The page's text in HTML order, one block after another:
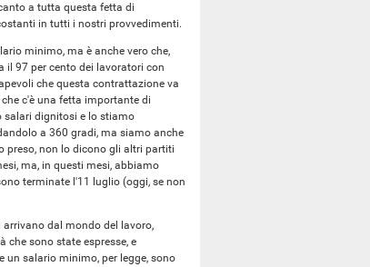
a tutta questa fetta di
in tutti i nostri provvedimenti.
minimo, ma è anche vero che,
il 97 per cento dei lavoratori con
che questa contrattazione va
c'è una fetta importante di
salari dignitosi e lo stiamo
a 360 gradi, ma siamo anche
preso, non lo dicono gli altri partiti
ma, in questi mesi, abbiamo
terminate l'11 luglio (oggi, se non
dal mondo del lavoro,
che sono state espresse, e
un salario minimo, per legge, sono